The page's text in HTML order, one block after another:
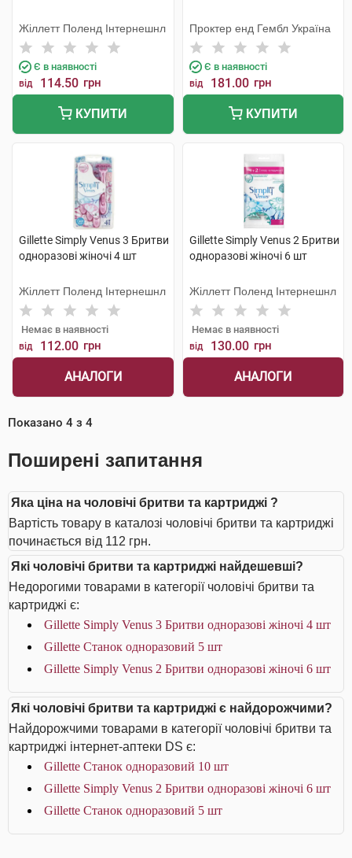
Жіллетт Поленд Інтернешнл
Є в наявності
від 114.50 грн
КУПИТИ
Проктер енд Гембл Україна
Є в наявності
від 181.00 грн
КУПИТИ
Gillette Simply Venus 3 Бритви
одноразові жіночі 4 шт
Жіллетт Поленд Інтернешнл
Немає в наявності
від 112.00 грн
АНАЛОГИ
Gillette Simply Venus 2 Бритви
одноразові жіночі 6 шт
Жіллетт Поленд Інтернешнл
Немає в наявності
від 130.00 грн
АНАЛОГИ
Показано 4 з 4
Поширені запитання
Яка ціна на чоловічі бритви та картриджі ?
Вартість товару в каталозі чоловічі бритви та картриджі
починається від 112 грн.
Які чоловічі бритви та картриджі найдешевші?
Недорогими товарами в категорії чоловічі бритви та
картриджі є:
Gillette Simply Venus 3 Бритви одноразові жіночі 4 шт
Gillette Станок одноразовий 5 шт
Gillette Simply Venus 2 Бритви одноразові жіночі 6 шт
Які чоловічі бритви та картриджі є найдорожчими?
Найдорожчими товарами в категорії чоловічі бритви та
картриджі інтернет-аптеки DS є:
Gillette Станок одноразовий 10 шт
Gillette Simply Venus 2 Бритви одноразові жіночі 6 шт
Gillette Станок одноразовий 5 шт